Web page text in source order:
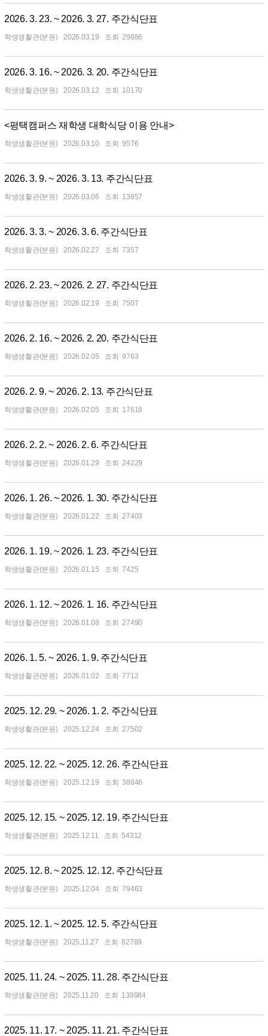
2026. 3. 23. ~ 2026. 3. 27. 주간식단표
학생생활관(분원) 2026.03.19 29886
2026. 3. 16. ~ 2026. 3. 20. 주간식단표
학생생활관(분원) 2026.03.12 10170
<평택캠퍼스 재학생 대학식당 이용 안내>
학생생활관(분원) 2026.03.10 9576
2026. 3. 9. ~ 2026. 3. 13. 주간식단표
학생생활관(분원) 2026.03.06 13857
2026. 3. 3. ~ 2026. 3. 6. 주간식단표
학생생활관(분원) 2026.02.27 7357
2026. 2. 23. ~ 2026. 2. 27. 주간식단표
학생생활관(분원) 2026.02.19 7507
2026. 2. 16. ~ 2026. 2. 20. 주간식단표
학생생활관(분원) 2026.02.05 9763
2026. 2. 9. ~ 2026. 2. 13. 주간식단표
학생생활관(분원) 2026.02.05 17618
2026. 2. 2. ~ 2026. 2. 6. 주간식단표
학생생활관(분원) 2026.01.29 24229
2026. 1. 26. ~ 2026. 1. 30. 주간식단표
학생생활관(분원) 2026.01.22 27403
2026. 1. 19. ~ 2026. 1. 23. 주간식단표
학생생활관(분원) 2026.01.15 7425
2026. 1. 12. ~ 2026. 1. 16. 주간식단표
학생생활관(분원) 2026.01.08 27490
2026. 1. 5. ~ 2026. 1. 9. 주간식단표
학생생활관(분원) 2026.01.02 7712
2025. 12. 29. ~ 2026. 1. 2. 주간식단표
학생생활관(분원) 2025.12.24 27502
2025. 12. 22. ~ 2025. 12. 26. 주간식단표
학생생활관(분원) 2025.12.19 38846
2025. 12. 15. ~ 2025. 12. 19. 주간식단표
학생생활관(분원) 2025.12.11 54312
2025. 12. 8. ~ 2025. 12. 12. 주간식단표
학생생활관(분원) 2025.12.04 79463
2025. 12. 1. ~ 2025. 12. 5. 주간식단표
학생생활관(분원) 2025.11.27 82769
2025. 11. 24. ~ 2025. 11. 28. 주간식단표
학생생활관(분원) 2025.11.20 138984
2025. 11. 17. ~ 2025. 11. 21. 주간식단표